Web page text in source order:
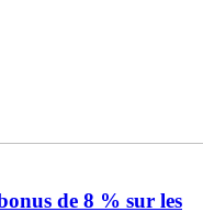
de 8 % sur les